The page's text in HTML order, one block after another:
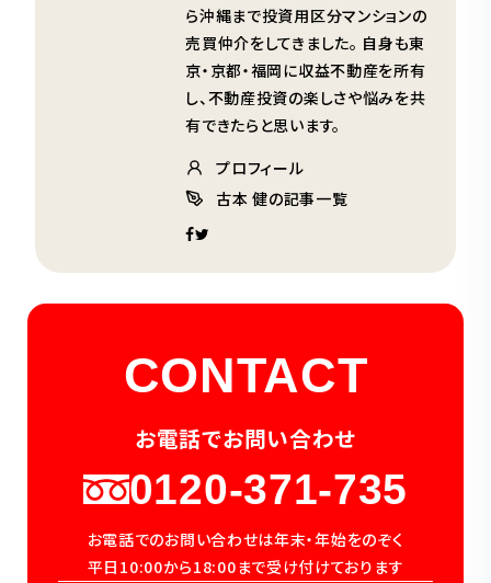
ら沖縄まで投資用区分マンションの
売買仲介をしてきました。 自身も東
京・京都・福岡に収益不動産を所有
し、不動産投資の楽しさや悩みを共
有できたらと思います。
プロフィール
古本 健の記事一覧
CONTACT
お電話でお問い合わせ
0120-371-735
お電話でのお問い合わせは年末・年始をのぞく
平日10:00から18:00まで受け付けております